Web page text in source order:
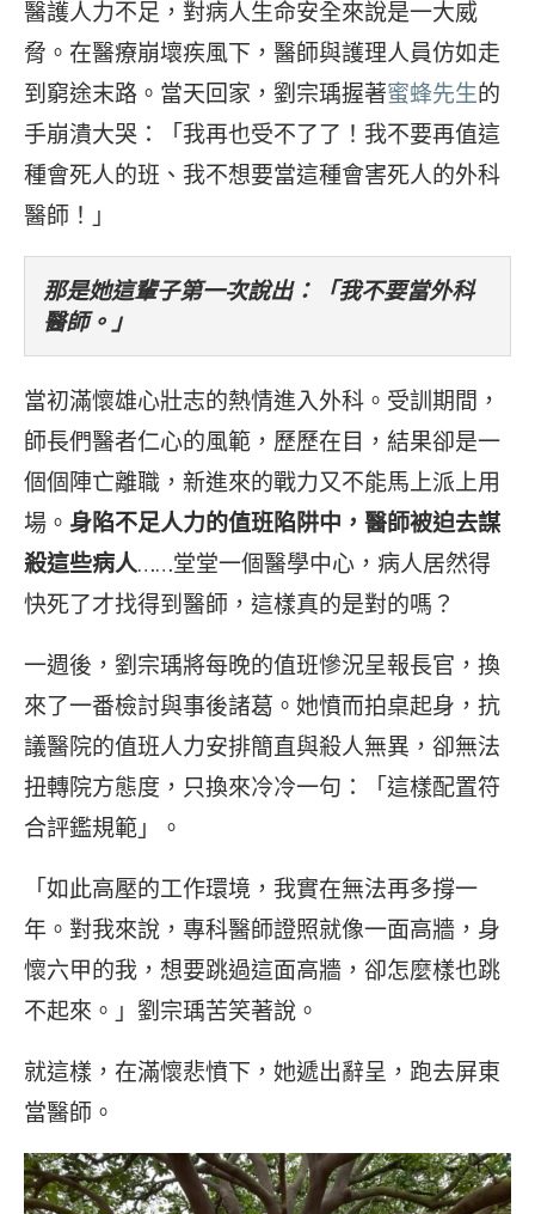
醫護人力不足，對病人生命安全來說是一大威
脅。在醫療崩壞疾風下，醫師與護理人員仿如走
到窮途末路。當天回家，劉宗瑀握著蜜蜂先生的
手崩潰大哭：「我再也受不了了！我不要再值這
種會死人的班、我不想要當這種會害死人的外科
醫師！」
那是她這輩子第一次說出：「我不要當外科
醫師。」
當初滿懷雄心壯志的熱情進入外科。受訓期間，
師長們醫者仁心的風範，歷歷在目，結果卻是一
個個陣亡離職，新進來的戰力又不能馬上派上用
場。 身陷不足人力的值班陷阱中，醫師被迫去謀
殺這些病人……堂堂一個醫學中心，病人居然得
快死了才找得到醫師，這樣真的是對的嗎？
一週後，劉宗瑀將每晚的值班慘況呈報長官，換
來了一番檢討與事後諸葛。她憤而拍桌起身，抗
議醫院的值班人力安排簡直與殺人無異，卻無法
扭轉院方態度，只換來冷冷一句：「這樣配置符
合評鑑規範」。
「如此高壓的工作環境，我實在無法再多撐一
年。對我來說，專科醫師證照就像一面高牆，身
懷六甲的我，想要跳過這面高牆，卻怎麼樣也跳
不起來。」劉宗瑀苦笑著說。
就這樣，在滿懷悲憤下，她遞出辭呈，跑去屏東
當醫師。